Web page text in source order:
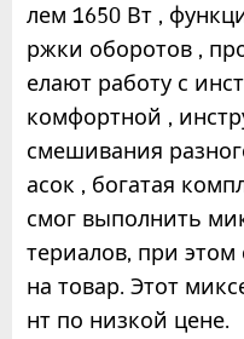
лем 1650 Вт ,
ржки оборотов ,
елают работу с
комфортной ,
смешивания
асок , богатая
смог выполнить
териалов, при
на товар. Этот
нт по низкой цене.